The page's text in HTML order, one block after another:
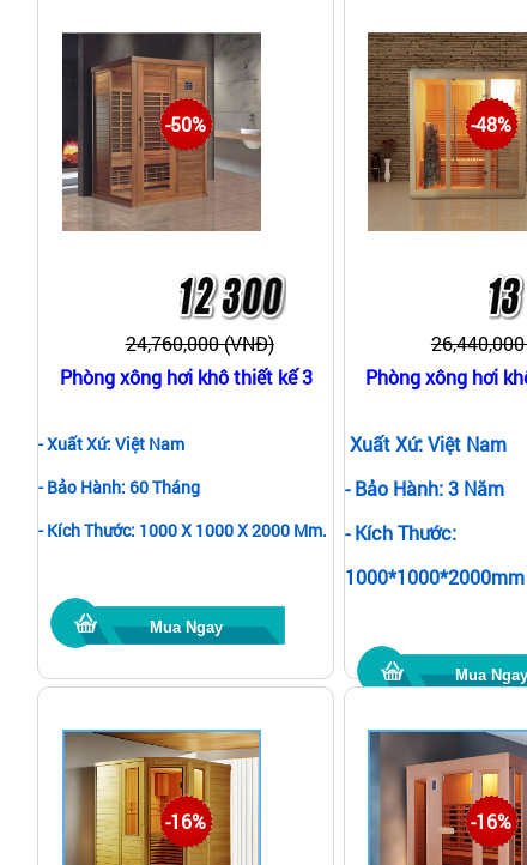
-50%
24,760,000 (VNĐ)
Phòng xông hơi khô thiết kế 3
- Xuất Xứ: Việt Nam
- Bảo Hành: 60 Tháng
- Kích Thước: 1000 X 1000 X 2000 Mm.
Mua Ngay
-48%
Phòng xông hơi
Xuất Xứ: Việt Nam
- Bảo Hành: 3 Năm
- Kích Thước:
1000*1000*2000mm
Mua
-16% -16%